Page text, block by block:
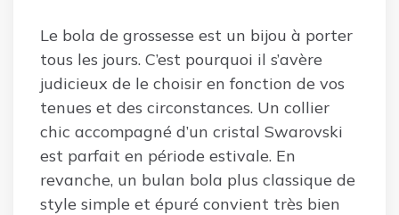
Le bola de grossesse est un bijou à porter
tous les jours. C’est pourquoi il s’avère
judicieux de le choisir en fonction de vos
tenues et des circonstances. Un collier
chic accompagné d’un cristal Swarovski
est parfait en période estivale. En
revanche, un bulan bola plus classique de
style simple et épuré convient très bien